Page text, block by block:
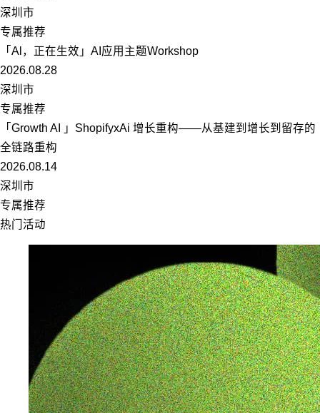
深圳市
专属推荐
「Al，正在生效」AI应用主题Workshop
2026.08.28
深圳市
专属推荐
「Growth AI 」ShopifyxAi 增长重构——从基建到增长到留存的
全链路重构
2026.08.14
深圳市
专属推荐
热门活动